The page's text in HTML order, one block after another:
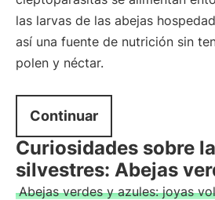
las larvas de las abejas
así una fuente de nutrición sin
polen y néctar.
Continuar
Curiosidades sobre
silvestres: Abejas
Abejas verdes y azules: joyas